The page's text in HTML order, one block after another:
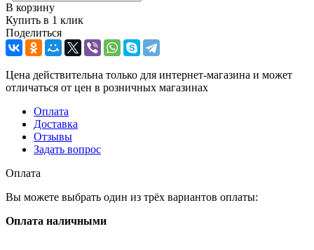
В корзину
Купить в 1 клик
Поделиться
Цена действительна только для интернет-магазина и может
отличаться от цен в розничных магазинах
Оплата
Доставка
Отзывы
Задать вопрос
Оплата
Вы можете выбрать один из трёх вариантов оплаты:
Оплата наличными